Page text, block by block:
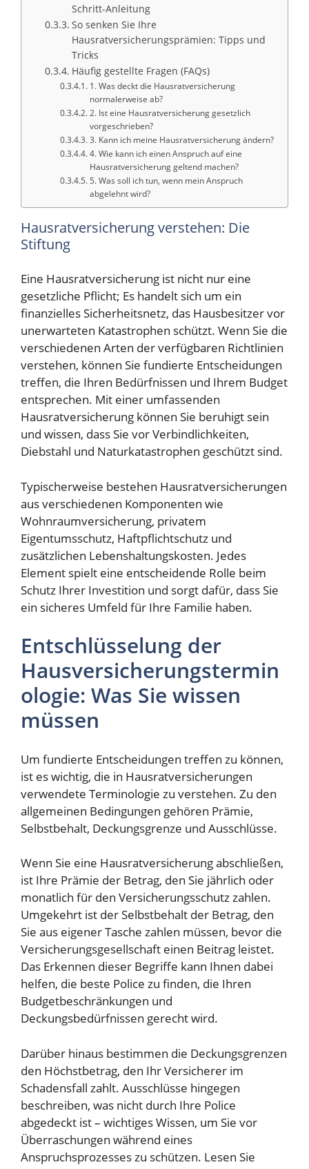
Schritt-Anleitung
So senken Sie Ihre
Hausratversicherungsprämien: Tipps und
Tricks
Häufig gestellte Fragen (FAQs)
1. Was deckt die Hausratversicherung
normalerweise ab?
2. Ist eine Hausratversicherung gesetzlich
vorgeschrieben?
3. Kann ich meine Hausratversicherung ändern?
4. Wie kann ich einen Anspruch auf eine
Hausratversicherung geltend machen?
5. Was soll ich tun, wenn mein Anspruch
abgelehnt wird?
Hausratversicherung verstehen: Die
Stiftung
Eine Hausratversicherung ist nicht nur eine
gesetzliche Pflicht; Es handelt sich um ein
finanzielles Sicherheitsnetz, das Hausbesitzer vor
unerwarteten Katastrophen schützt. Wenn Sie die
verschiedenen Arten der verfügbaren Richtlinien
verstehen, können Sie fundierte Entscheidungen
treffen, die Ihren Bedürfnissen und Ihrem Budget
entsprechen. Mit einer umfassenden
Hausratversicherung können Sie beruhigt sein
und wissen, dass Sie vor Verbindlichkeiten,
Diebstahl und Naturkatastrophen geschützt sind.
Typischerweise bestehen Hausratversicherungen
aus verschiedenen Komponenten wie
Wohnraumversicherung, privatem
Eigentumsschutz, Haftpflichtschutz und
zusätzlichen Lebenshaltungskosten. Jedes
Element spielt eine entscheidende Rolle beim
Schutz Ihrer Investition und sorgt dafür, dass Sie
ein sicheres Umfeld für Ihre Familie haben.
Entschlüsselung der
Hausversicherungstermin
ologie: Was Sie wissen
müssen
Um fundierte Entscheidungen treffen zu können,
ist es wichtig, die in Hausratversicherungen
verwendete Terminologie zu verstehen. Zu den
allgemeinen Bedingungen gehören Prämie,
Selbstbehalt, Deckungsgrenze und Ausschlüsse.
Wenn Sie eine Hausratversicherung abschließen,
ist Ihre Prämie der Betrag, den Sie jährlich oder
monatlich für den Versicherungsschutz zahlen.
Umgekehrt ist der Selbstbehalt der Betrag, den
Sie aus eigener Tasche zahlen müssen, bevor die
Versicherungsgesellschaft einen Beitrag leistet.
Das Erkennen dieser Begriffe kann Ihnen dabei
helfen, die beste Police zu finden, die Ihren
Budgetbeschränkungen und
Deckungsbedürfnissen gerecht wird.
Darüber hinaus bestimmen die Deckungsgrenzen
den Höchstbetrag, den Ihr Versicherer im
Schadensfall zahlt. Ausschlüsse hingegen
beschreiben, was nicht durch Ihre Police
abgedeckt ist – wichtiges Wissen, um Sie vor
Überraschungen während eines
Anspruchsprozesses zu schützen. Lesen Sie